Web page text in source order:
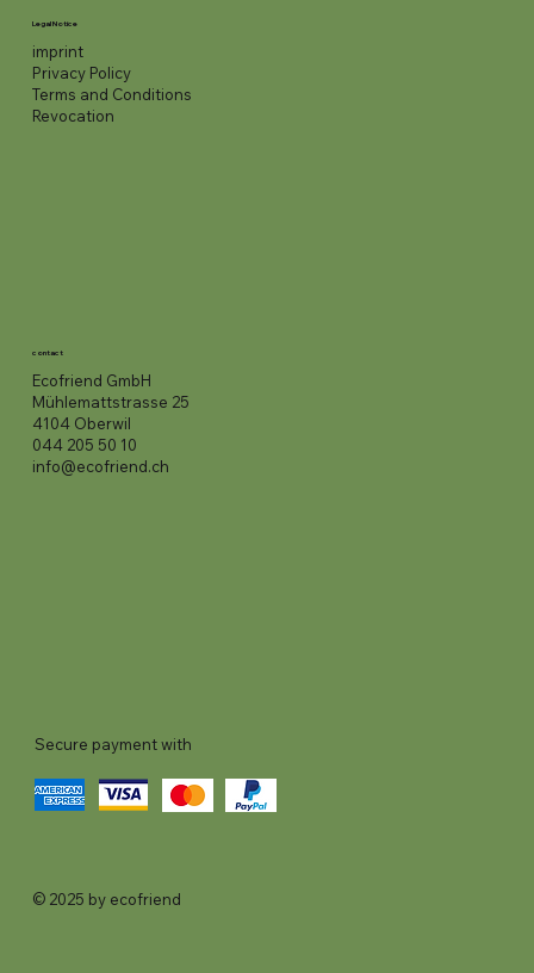
Legal Notice
imprint
Privacy Policy
Terms and Conditions
Revocation
contact
Ecofriend GmbH
Mühlemattstrasse 25
4104 Oberwil
044 205 50 10
info@ecofriend.ch
Secure payment with
© 2025 by ecofriend